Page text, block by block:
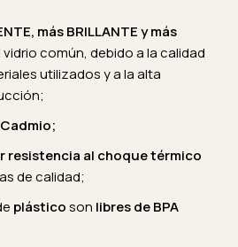
más BRILLANTE y más
vidrio común, debido a la calidad
utilizados y a la alta
resistencia al choque térmico
de calidad;
plásticoson libres de BPA